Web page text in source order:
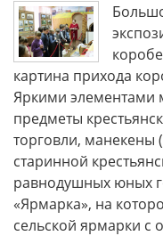
картина прихода
Яркими элементами
предметы
торговли, манекены
старинной
равнодушных юных
«Ярмарка», на
сельской ярмарки с